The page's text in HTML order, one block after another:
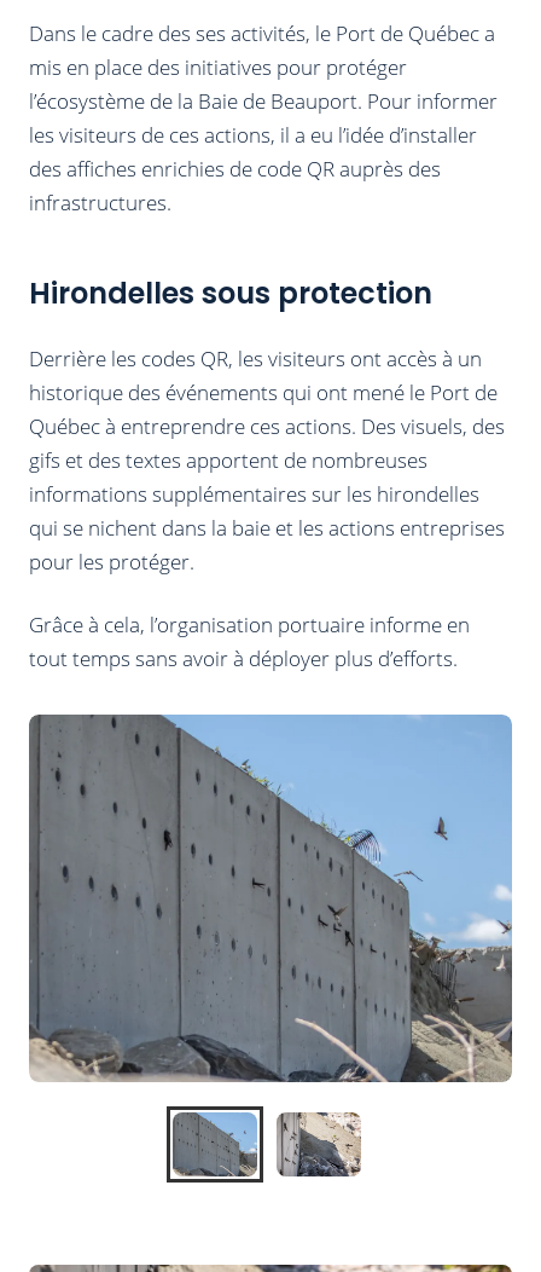
Dans le cadre des ses activités, le Port de Québec a
mis en place des initiatives pour protéger
l’écosystème de la Baie de Beauport. Pour informer
les visiteurs de ces actions, il a eu l’idée d’installer
des affiches enrichies de code QR auprès des
infrastructures.
Hirondelles sous protection
Derrière les codes QR, les visiteurs ont accès à un
historique des événements qui ont mené le Port de
Québec à entreprendre ces actions. Des visuels, des
gifs et des textes apportent de nombreuses
informations supplémentaires sur les hirondelles
qui se nichent dans la baie et les actions entreprises
pour les protéger.
Grâce à cela, l’organisation portuaire informe en
tout temps sans avoir à déployer plus d’efforts.